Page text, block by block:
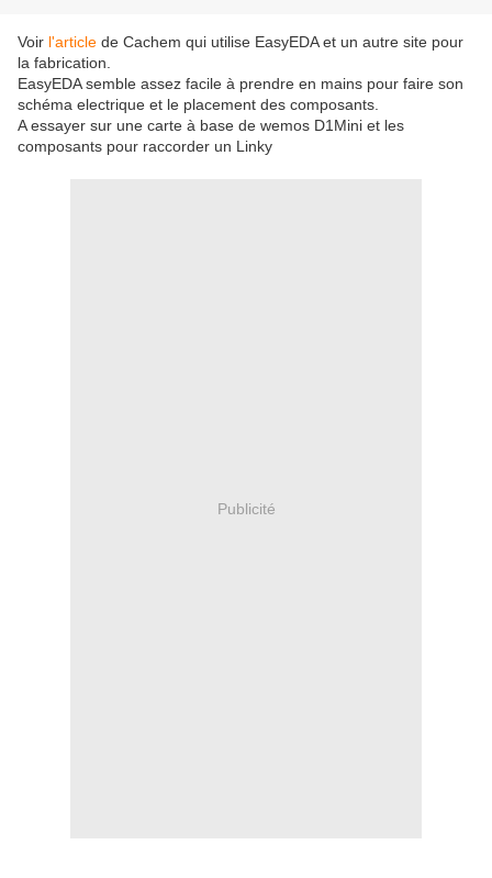
Voir l'article de Cachem qui utilise EasyEDA et un autre site pour
la fabrication.
EasyEDA semble assez facile à prendre en mains pour faire son
schéma electrique et le placement des composants.
A essayer sur une carte à base de wemos D1Mini et les
composants pour raccorder un Linky
Publicité